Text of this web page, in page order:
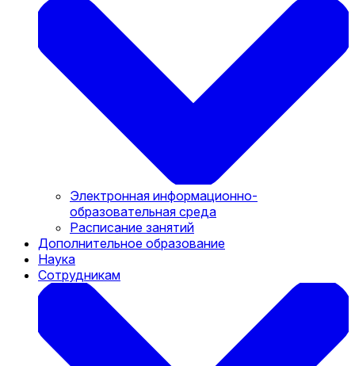
Электронная информационно-
образовательная среда
Расписание занятий
Дополнительное образование
Наука
Сотрудникам